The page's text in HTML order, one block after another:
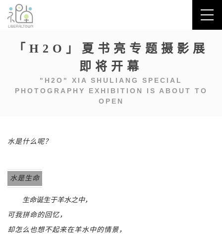
「H2O」夏书亮专题摄影展
即将开幕
"H2O" XIA SHULIANG SPECIAL
PHOTOGRAPHY EXHIBITION IS ABOUT TO
OPEN
水是什么呢？
水是生命
生命诞生于羊水之中，
可我拼命的回忆，
却怎么也想不起来在羊水中的情景，